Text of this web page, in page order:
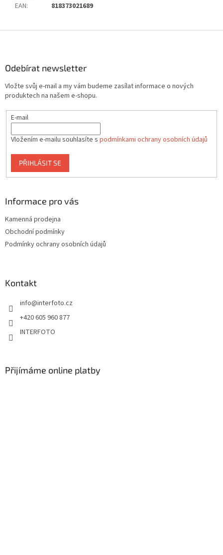
EAN: 818373021689
Odebírat newsletter
Vložte svůj e-mail a my vám budeme zasílat informace o nových
produktech na našem e-shopu.
E-mail
Vložením e-mailu souhlasíte s podmínkami ochrany osobních údajů
PŘIHLÁSIT SE
Informace pro vás
Kamenná prodejna
Obchodní podmínky
Podmínky ochrany osobních údajů
Kontakt
info@interfoto.cz
+420 605 960 877
INTERFOTO
Přijímáme online platby